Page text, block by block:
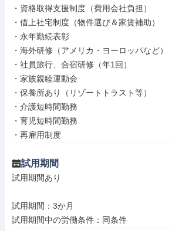
・資格取得支援制度（費用会社負担）
・借上社宅制度（物件選び＆家賃補助）
・永年勤続表彰
・海外研修（アメリカ・ヨーロッパなど）
・社員旅行、合宿研修（年1回）
・家族親睦運動会
・保養所あり（リゾートトラスト等）
・介護短時間勤務
・育児短時間勤務
・再雇用制度
試用期間
試用期間あり
試用期間：3か月
試用期間中の労働条件：同条件